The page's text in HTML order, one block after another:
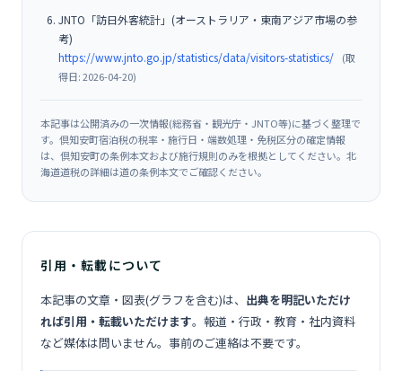
JNTO「訪日外客統計」(オーストラリア・東南アジア市場の参
考)
https://www.jnto.go.jp/statistics/data/visitors-statistics/
(取
得日: 2026-04-20)
本記事は公開済みの一次情報(総務省・観光庁・JNTO等)に基づく整理で
す。倶知安町宿泊税の税率・施行日・端数処理・免税区分の確定情報
は、倶知安町の条例本文および施行規則のみを根拠としてください。北
海道道税の詳細は道の条例本文でご確認ください。
引用・転載について
本記事の文章・図表(グラフを含む)は、 出典を明記いただけ
れば引用・転載いただけます。報道・行政・教育・社内資料
など媒体は問いません。事前のご連絡は不要です。